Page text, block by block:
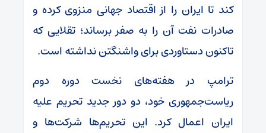
کند تا ایران را از اقتصاد جهانی منزوی کرده و
صادرات نفت آن را به صفر برساند؛ تقلایی که
تاکنون دستاوردی برای واشنگتن نداشته است.
ترامپ در هفته‌های نخست دوره دوم
ریاست‌جمهوری خود، دو دور جدید تحریم علیه
ایران اعمال کرد. این تحریم‌ها شرکت‌ها و